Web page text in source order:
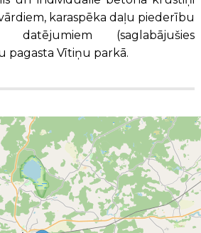
karaspēka daļu piederību
(saglabājušies
pagasta Vītiņu parkā.